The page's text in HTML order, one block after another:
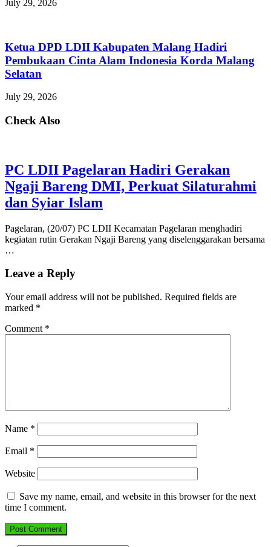
July 29, 2026
Ketua DPD LDII Kabupaten Malang Hadiri
Pembukaan Cinta Alam Indonesia Korda Malang
Selatan
July 29, 2026
Check Also
PC LDII Pagelaran Hadiri Gerakan
Ngaji Bareng DMI, Perkuat Silaturahmi
dan Syiar Islam
Pagelaran, (20/07) PC LDII Kecamatan Pagelaran menghadiri
kegiatan rutin Gerakan Ngaji Bareng yang diselenggarakan bersama
…
Leave a Reply
Your email address will not be published. Required fields are
marked *
Comment *
Name *
Email *
Website
Save my name, email, and website in this browser for the next
time I comment.